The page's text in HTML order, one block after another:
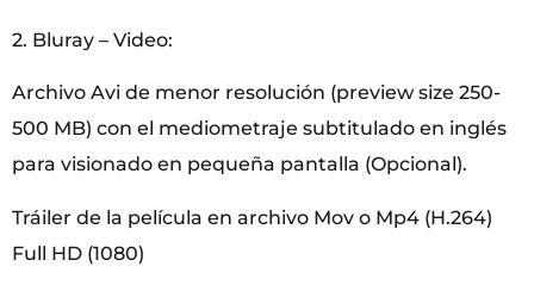
2. Bluray – Video:
Archivo Avi de menor resolución (preview size 250-
500 MB) con el mediometraje subtitulado en inglés
para visionado en pequeña pantalla (Opcional).
Tráiler de la película en archivo Mov o Mp4 (H.264)
Full HD (1080)